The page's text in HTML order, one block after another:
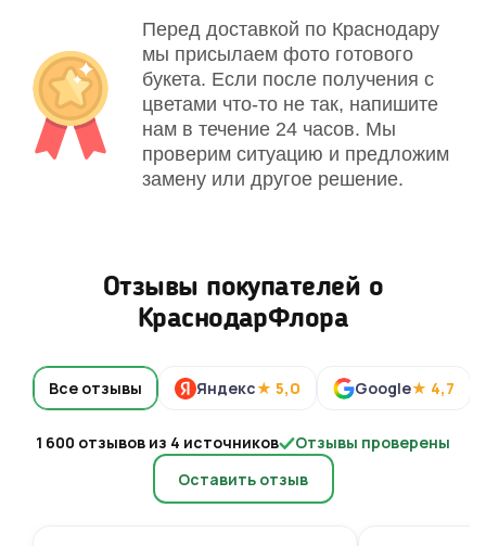
Перед доставкой по Краснодару
мы присылаем фото готового
букета. Если после получения с
цветами что-то не так, напишите
нам в течение 24 часов. Мы
проверим ситуацию и предложим
замену или другое решение.
Отзывы покупателей о
КраснодарФлора
Все отзывы Яндекс★ 5,0 Google★ 4,7
1 600 отзывов из 4 источников
Отзывы проверены
Оставить отзыв